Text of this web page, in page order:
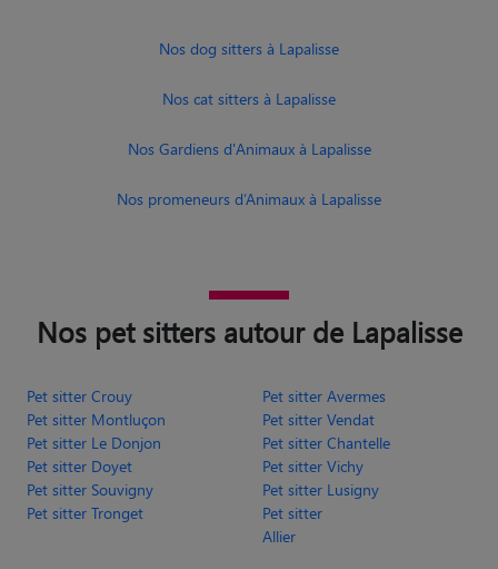
Nos dog sitters à Lapalisse
Nos cat sitters à Lapalisse
Nos Gardiens d'Animaux à Lapalisse
Nos promeneurs d’Animaux à Lapalisse
Nos pet sitters autour de Lapalisse
Pet sitter Crouy
Pet sitter Avermes
Pet sitter Montluçon
Pet sitter Vendat
Pet sitter Le Donjon
Pet sitter Chantelle
Pet sitter Doyet
Pet sitter Vichy
Pet sitter Souvigny
Pet sitter Lusigny
Pet sitter Tronget
Pet sitter
Allier